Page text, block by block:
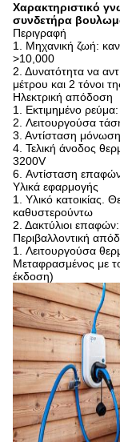
Χαρακτηριστικό
συνδετήρα
Περιγραφή
1. Μηχανική ζωή:
>10,000
2. Δυνατότητα να
μέτρου και 2 τόνοι
Ηλεκτρική απόδοση
1. Εκτιμημένο
2. Λειτουργούσα
3. Αντίσταση
4. Τελική άνοδος
3200V
6. Αντίσταση
Υλικά εφαρμογής
1. Υλικό κατοικίας.
καθυστερούντω
2. Δακτύλιοι
Περιβαλλοντική
1. Λειτουργούσα
Μεταφρασμένος με
έκδοση)